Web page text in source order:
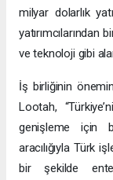
milyar dolarlık
ve teknoloji gibi
İş birliğinin
Lootah,
genişleme için
aracılığıyla Türk
bir şekilde